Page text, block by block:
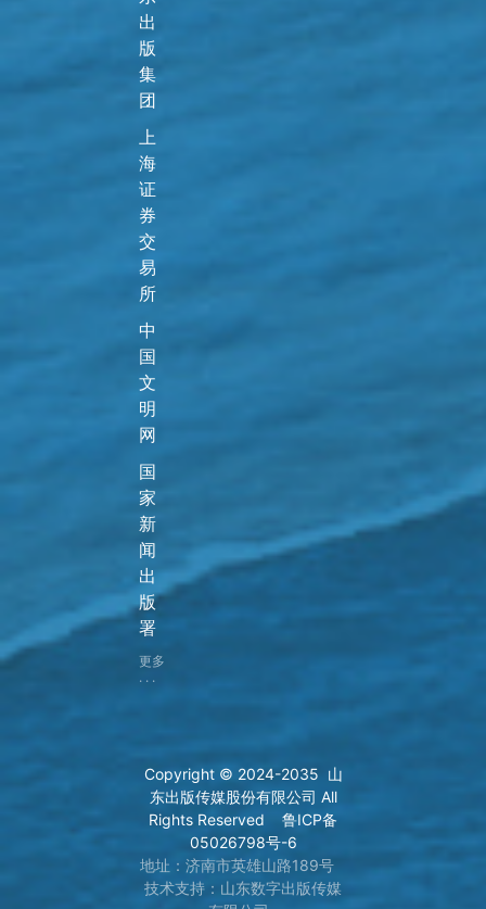
出
版
集
团
上
海
证
券
交
易
所
中
国
文
明
网
国
家
新
闻
出
版
署
更多
· · ·
Copyright © 2024-2035 山
东出版传媒股份有限公司 All
Rights Reserved 鲁ICP备
05026798号-6
地址：济南市英雄山路189号
技术支持： 山东数字出版传媒